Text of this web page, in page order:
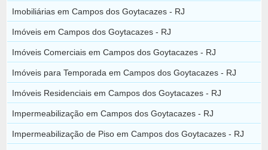
Imobiliárias em Campos dos Goytacazes - RJ
Imóveis em Campos dos Goytacazes - RJ
Imóveis Comerciais em Campos dos Goytacazes - RJ
Imóveis para Temporada em Campos dos Goytacazes - RJ
Imóveis Residenciais em Campos dos Goytacazes - RJ
Impermeabilização em Campos dos Goytacazes - RJ
Impermeabilização de Piso em Campos dos Goytacazes - RJ